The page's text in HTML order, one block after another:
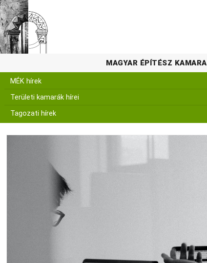
MAGYAR ÉPÍTÉSZ KAMARA
MÉK hírek
Területi kamarák hírei
Tagozati hírek